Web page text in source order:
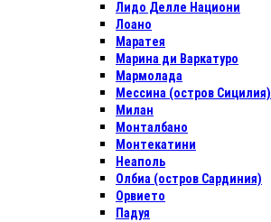
Лидо Делле Национи
Лоано
Маратея
Марина ди Варкатуро
Мармолада
Мессина (остров Сицилия)
Милан
Монталбано
Монтекатини
Неаполь
Олбиа (остров Сардиния)
Орвието
Падуя